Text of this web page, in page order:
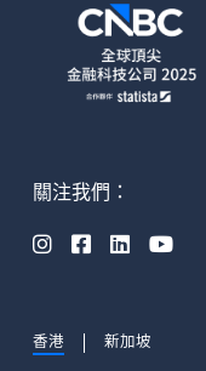
關注我們：
   
香港 新加坡